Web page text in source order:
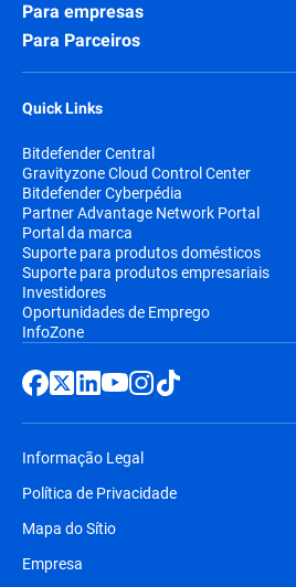
Para empresas
Para Parceiros
Quick Links
Bitdefender Central
Gravityzone Cloud Control Center
Bitdefender Cyberpédia
Partner Advantage Network Portal
Portal da marca
Suporte para produtos domésticos
Suporte para produtos empresariais
Investidores
Oportunidades de Emprego
InfoZone
Informação Legal
Política de Privacidade
Mapa do Sítio
Empresa